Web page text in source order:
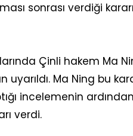
sonrası verdiği
Çinli hakem Ma
uyarıldı. Ma Ning bu
incelemenin
verdi.